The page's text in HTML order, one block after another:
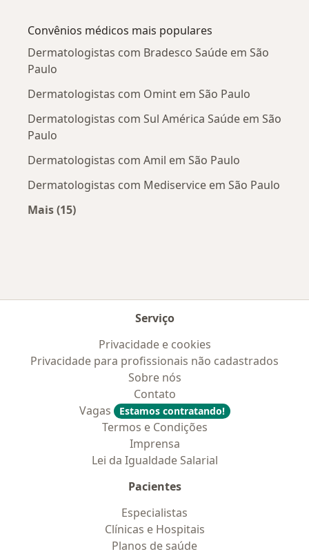
Convênios médicos mais populares
Dermatologistas com Bradesco Saúde em São
Paulo
Dermatologistas com Omint em São Paulo
Dermatologistas com Sul América Saúde em São
Paulo
Dermatologistas com Amil em São Paulo
Dermatologistas com Mediservice em São Paulo
Mais (15)
Serviço
Privacidade e cookies
Privacidade para profissionais não cadastrados
Sobre nós
Contato
Vagas
Estamos contratando!
Termos e Condições
Imprensa
Lei da Igualdade Salarial
Pacientes
Especialistas
Clínicas e Hospitais
Planos de saúde